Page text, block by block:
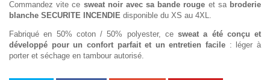
Commandez vite ce sweat noir avec sa bande rouge et sa broderie
blanche SECURITE INCENDIE disponible du XS au 4XL.
Fabriqué en 50% coton / 50% polyester, cesweat a été conçu et
développé pour un confort parfait et un entretien facile : léger à
porter et séchage en tambour autorisé.